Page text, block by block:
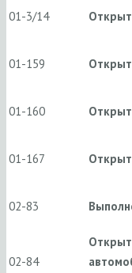
01-3/14
01-159
01-160
01-167
02-83
02-84